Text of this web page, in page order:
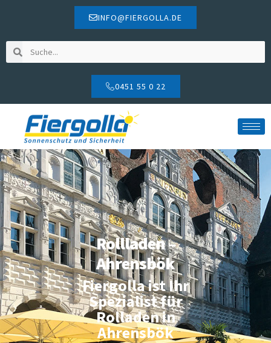
INFO@FIERGOLLA.DE
0451 55 0 22
Rollladen –
Ahrensbök
Fiergolla ist Ihr
Spezialist für
Rolladen in
Ahrensbök